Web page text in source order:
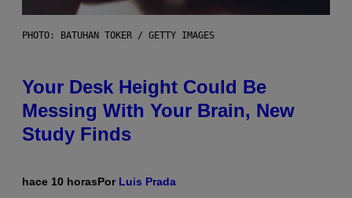
PHOTO: BATUHAN TOKER / GETTY IMAGES
Your Desk Height Could Be
Messing With Your Brain, New
Study Finds
hace 10 horasPor Luis Prada